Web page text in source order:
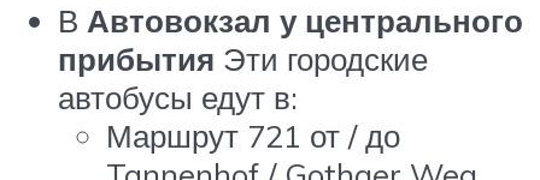
В Автовокзал у центрального
прибытия Эти городские
автобусы едут в:
Маршрут 721 от / до